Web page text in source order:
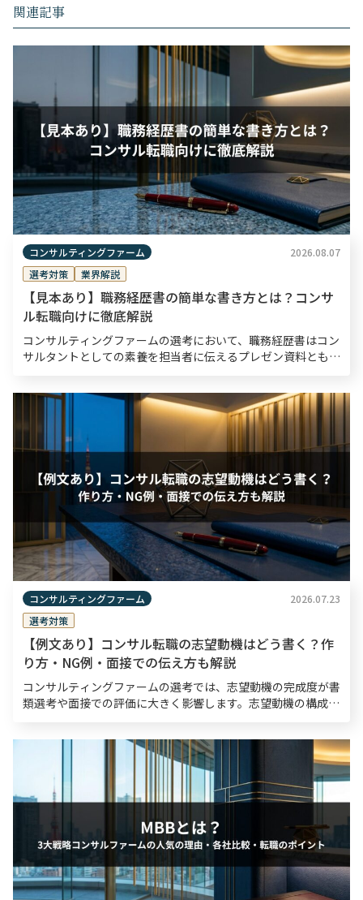
関連記事
コンサルティングファーム
2026.08.07
選考対策
業界解説
【見本あり】職務経歴書の簡単な書き方とは？コンサ
ル転職向けに徹底解説
コンサルティングファームの選考において、職務経歴書はコン
サルタントとしての素養を担当者に伝えるプレゼン資料とも言
コンサルティングファーム
2026.07.23
選考対策
【例文あり】コンサル転職の志望動機はどう書く？作
り方・NG例・面接での伝え方も解説
コンサルティングファームの選考では、志望動機の完成度が書
類選考や面接での評価に大きく影響します。志望動機の構成・
となるため、入念な準備が欠かせません。 本記事では、 […]